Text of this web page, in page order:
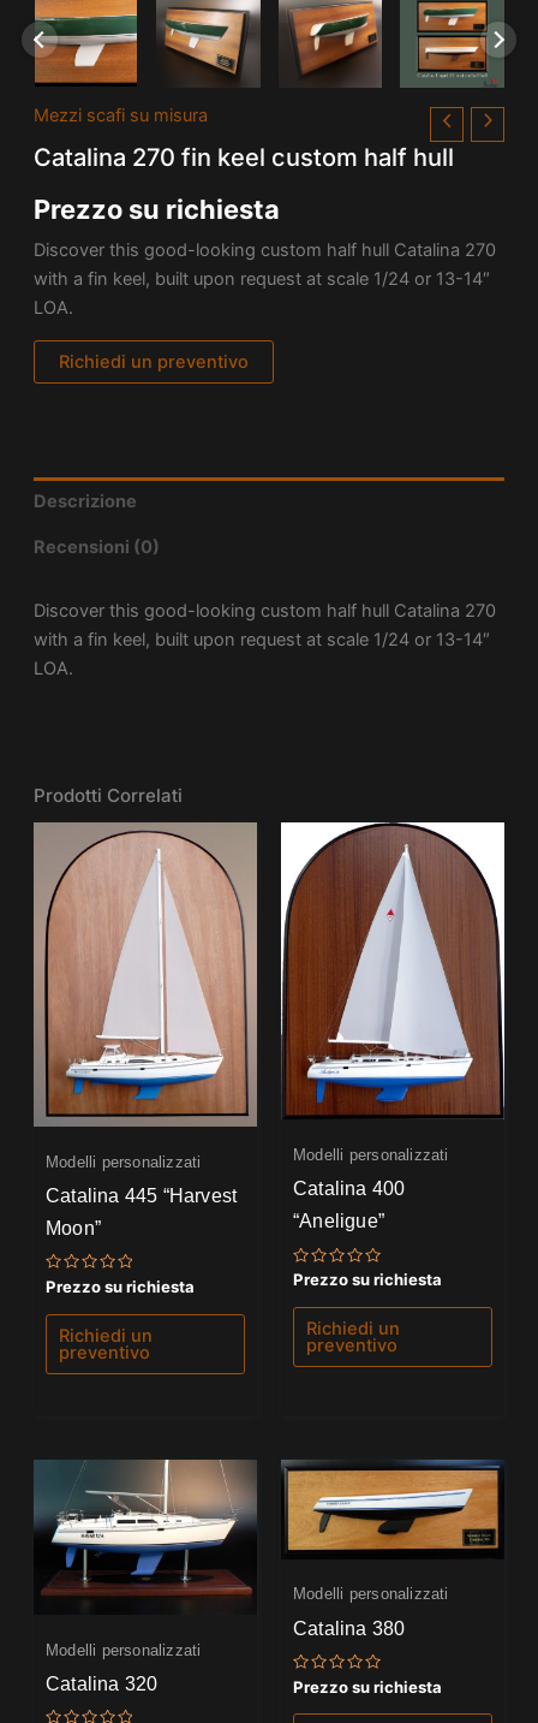
Mezzi scafi su misura
Catalina 270 fin keel custom half hull
Prezzo su richiesta
Discover this good-looking custom half hull Catalina 270
with a fin keel, built upon request at scale 1/24 or 13-14″
LOA.
Richiedi un preventivo
Descrizione
Recensioni (0)
Discover this good-looking custom half hull Catalina 270
with a fin keel, built upon request at scale 1/24 or 13-14″
LOA.
Prodotti Correlati
Modelli personalizzati
Catalina 445 “Harvest
Moon”
Valutato
0
su
Prezzo su richiesta
Richiedi un
preventivo
Modelli personalizzati
Catalina 400
“Aneligue”
Valutato
su
Prezzo su richiesta
Richiedi un
preventivo
Modelli personalizzati
Catalina 320
Modelli personalizzati
Catalina 380
Valutato
0
su
Prezzo su richiesta